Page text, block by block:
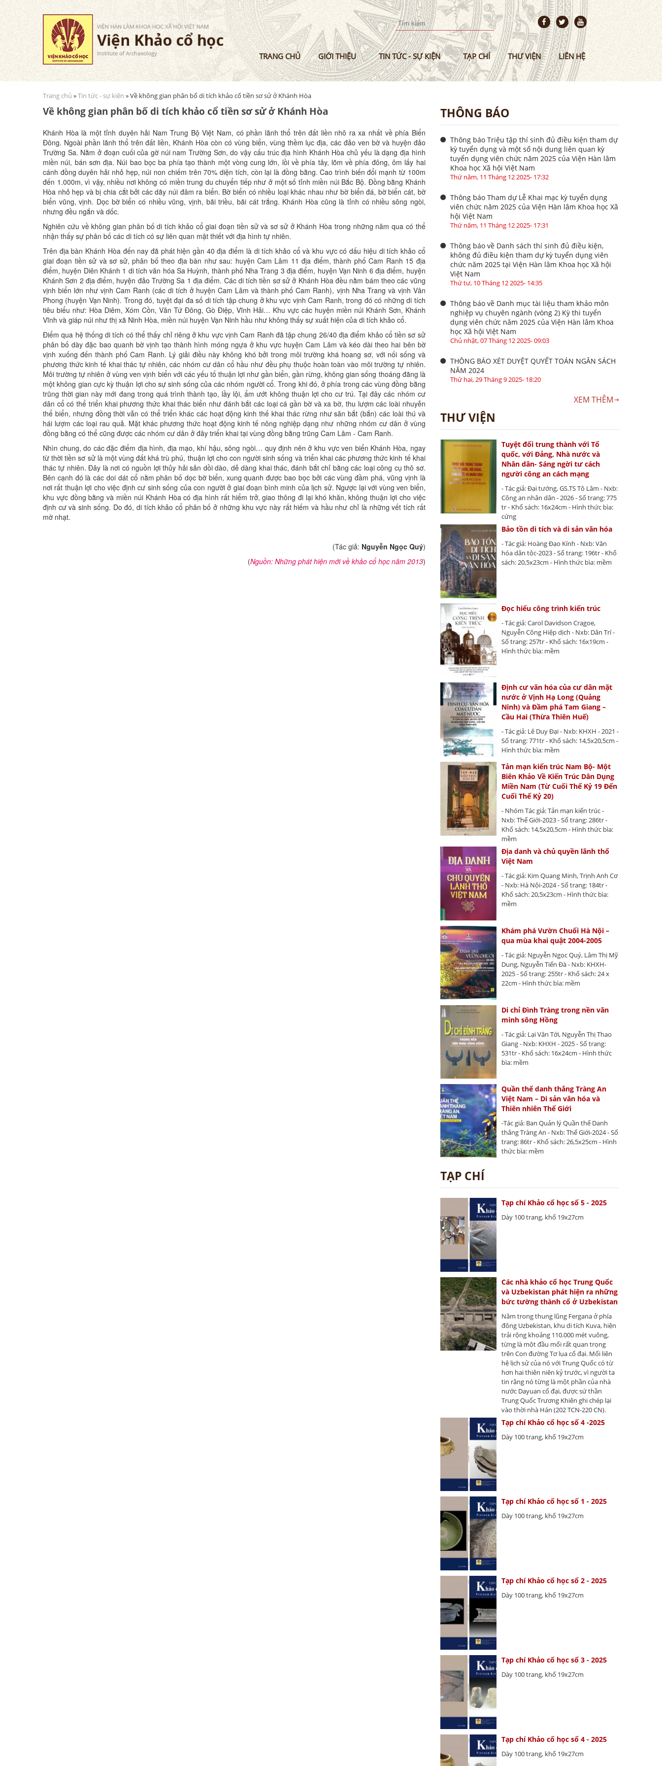
Nhảy
đến
nội
dung
TRANG CHỦ GIỚI THIỆU TIN TỨC - SỰ KIỆN TẠP CHÍ THƯ VIỆN LIÊN HỆ
Bạn đang ở đây
Trang chủ »Tin tức - sự kiện » Về không gian phân bố di tích khảo cổ tiền sơ sử ở Khánh Hòa
Về không gian phân bố di tích khảo cổ tiền sơ sử ở Khánh Hòa
Khánh Hòa là một tỉnh duyên hải Nam Trung Bộ Việt Nam, có phần lãnh thổ trên đất liền nhô ra xa nhất về phía Biển
Đông. Ngoài phần lãnh thổ trên đất liền, Khánh Hòa còn có vùng biển, vùng thềm lục địa, các đảo ven bờ và huyện đảo
Trường Sa. Nằm ở đoạn cuối của gờ núi nam Trường Sơn, do vậy cấu trúc địa hình Khánh Hòa chủ yếu là dạng địa hình
miền núi, bán sơn địa. Núi bao bọc ba phía tạo thành một vòng cung lớn, lồi về phía tây, lõm về phía đông, ôm lấy hai
cánh đồng duyên hải nhỏ hẹp, núi non chiếm trên 70% diện tích, còn lại là đồng bằng. Cao trình biến đổi mạnh từ 100m
đến 1.000m, vì vậy, nhiều nơi không có miền trung du chuyển tiếp như ở một số tỉnh miền núi Bắc Bộ. Đồng bằng Khánh
Hòa nhỏ hẹp và bị chia cắt bởi các dãy núi đâm ra biển. Bờ biển có nhiều loại khác nhau như bờ biển đá, bờ biển cát, bờ
biển vũng, vịnh. Dọc bờ biển có nhiều vũng, vịnh, bãi triều, bãi cát trắng. Khánh Hòa cũng là tỉnh có nhiều sông ngòi,
nhưng đều ngắn và dốc.
Nghiên cứu về không gian phân bố di tích khảo cổ giai đoạn tiền sử và sơ sử ở Khánh Hòa trong những năm qua có thể
nhận thấy sự phân bố các di tích có sự liên quan mật thiết với địa hình tự nhiên.
Trên địa bàn Khánh Hòa đến nay đã phát hiện gần 40 địa điểm là di tích khảo cổ và khu vực có dấu hiệu di tích khảo cổ
giai đoạn tiền sử và sơ sử, phân bố theo địa bàn như sau: huyện Cam Lâm 11 địa điểm, thành phố Cam Ranh 15 địa
điểm, huyện Diên Khánh 1 di tích văn hóa Sa Huỳnh, thành phố Nha Trang 3 địa điểm, huyện Vạn Ninh 6 địa điểm, huyện
Khánh Sơn 2 địa điểm, huyện đảo Trường Sa 1 địa điểm. Các di tích tiền sơ sử ở Khánh Hòa đều nằm bám theo các vũng
vịnh biển lớn như vịnh Cam Ranh (các di tích ở huyện Cam Lâm và thành phố Cam Ranh), vịnh Nha Trang và vịnh Vân
Phong (huyện Vạn Ninh). Trong đó, tuyệt đại đa số di tích tập chung ở khu vực vịnh Cam Ranh, trong đó có những di tích
tiêu biểu như: Hòa Diêm, Xóm Cồn, Văn Tứ Đông, Gò Điệp, Vĩnh Hải… Khu vực các huyện miền núi Khánh Sơn, Khánh
Vĩnh và giáp núi như thị xã Ninh Hòa, miền núi huyện Vạn Ninh hầu như không thấy sự xuất hiện của di tích khảo cổ.
Điểm qua hệ thống di tích có thể thấy chỉ riêng ở khu vực vịnh Cam Ranh đã tập chung 26/40 địa điểm khảo cổ tiền sơ sử
phân bố dày đặc bao quanh bờ vịnh tạo thành hình móng ngựa ở khu vực huyện Cam Lâm và kéo dài theo hai bên bờ
vịnh xuống đến thành phố Cam Ranh. Lý giải điều này không khó bởi trong môi trường khá hoang sơ, với nối sống và
phương thức kinh tế khai thác tự nhiên, các nhóm cư dân cổ hầu như đều phụ thuộc hoàn toàn vào môi trường tự nhiên.
Môi trường tự nhiên ở vùng ven vịnh biển với các yếu tố thuận lợi như gần biển, gần rừng, không gian sống thoáng đãng là
một không gian cực kỳ thuận lợi cho sự sinh sống của các nhóm người cổ. Trong khi đó, ở phía trong các vùng đồng bằng
trũng thời gian này mới đang trong quá trình thành tạo, lầy lội, ẩm ướt không thuận lợi cho cư trú. Tại đây các nhóm cư
dân cổ có thể triển khai phương thức khai thác biển như đánh bắt các loại cá gần bờ và xa bờ, thu lượm các loài nhuyễn
thể biển, nhưng đồng thời vẫn có thể triển khác các hoạt động kinh thế khai thác rừng như săn bắt (bắn) các loài thú và
hái lượm các loại rau quả. Mặt khác phương thức hoạt động kinh tế nông nghiệp dạng như những nhóm cư dân ở vùng
đồng bằng có thể cũng được các nhóm cư dân ở đây triển khai tại vùng đồng bằng trũng Cam Lâm - Cam Ranh.
Nhìn chung, do các đặc điểm địa hình, địa mạo, khí hậu, sông ngòi… quy định nên ở khu vực ven biển Khánh Hòa, ngay
từ thời tiền sơ sử là một vùng đất khá trù phú, thuận lợi cho con người sinh sống và triển khai các phương thức kinh tế khai
thác tự nhiên. Đây là nơi có nguồn lợi thủy hải sản dồi dào, dễ dàng khai thác, đánh bắt chỉ bằng các loại công cụ thô sơ.
Bên cạnh đó là các doi dát cổ nằm phân bố dọc bờ biển, xung quanh được bao bọc bởi các vùng đầm phá, vũng vịnh là
nơi rất thuận lợi cho việc định cư sinh sống của con người ở giai đoạn bình minh của lịch sử. Ngược lại với vùng ven biển,
khu vực đồng bằng và miền núi Khánh Hòa có địa hình rất hiểm trở, giao thông đi lại khó khăn, không thuận lợi cho việc
định cư và sinh sống. Do đó, di tích khảo cổ phân bố ở những khu vực này rất hiếm và hầu như chỉ là những vết tích rất
mờ nhạt.
(Tác giả: Nguyễn Ngọc Quý)
(Nguồn: Những phát hiện mới về khảo cổ học năm 2013)
THÔNG BÁO
Thông báo Triệu tập thí sinh đủ điều kiện tham dự
kỳ tuyển dụng và một số nội dung liên quan kỳ
tuyển dụng viên chức năm 2025 của Viện Hàn lâm
Khoa học Xã hội Việt Nam
Thứ năm, 11 Tháng 12 2025- 17:32
Thông báo Tham dự Lễ Khai mạc kỳ tuyển dụng
viên chức năm 2025 của Viện Hàn lâm Khoa học Xã
hội Việt Nam
Thứ năm, 11 Tháng 12 2025- 17:31
Thông báo về Danh sách thí sinh đủ điều kiện,
không đủ điều kiện tham dự kỳ tuyển dụng viên
chức năm 2025 tại Viện Hàn lâm Khoa học Xã hội
Việt Nam
Thứ tư, 10 Tháng 12 2025- 14:35
Thông báo về Danh mục tài liệu tham khảo môn
nghiệp vụ chuyên ngành (vòng 2) Kỳ thi tuyển
dụng viên chức năm 2025 của Viện Hàn lâm Khoa
học Xã hội Việt Nam
Chủ nhật, 07 Tháng 12 2025- 09:03
THÔNG BÁO XÉT DUYỆT QUYẾT TOÁN NGÂN SÁCH
NĂM 2024
Thứ hai, 29 Tháng 9 2025- 18:20
XEM THÊM
THƯ VIỆN
Tuyệt đối trung thành với Tổ
quốc, với Đảng, Nhà nước và
Nhân dân- Sáng ngời tư cách
người công an cách mạng
- Tác giả: Đại tướng, GS.TS Tô Lâm - Nxb:
Công an nhân dân - 2026 - Số trang: 775
tr - Khổ sách: 16x24cm - Hình thức bìa:
cứng
Bảo tồn di tích và di sản văn hóa
- Tác giả: Hoàng Đạo Kính - Nxb: Văn
hóa dân tộc-2023 - Số trang: 196tr - Khổ
sách: 20,5x23cm - Hình thức bìa: mềm
Đọc hiểu công trình kiến trúc
- Tác giả: Carol Davidson Cragoe,
Nguyễn Công Hiệp dịch - Nxb: Dân Trí -
Số trang: 257tr - Khổ sách: 16x19cm -
Hình thức bìa: mềm
Định cư văn hóa của cư dân mặt
nước ở Vịnh Hạ Long (Quảng
Ninh) và Đầm phá Tam Giang –
Cầu Hai (Thừa Thiên Huế)
- Tác giả: Lê Duy Đại - Nxb: KHXH - 2021 -
Số trang: 771tr - Khổ sách: 14,5x20,5cm -
Hình thức bìa: mềm
Tản mạn kiến trúc Nam Bộ- Một
Biên Khảo Về Kiến Trúc Dân Dụng
Miền Nam (Từ Cuối Thế Kỷ 19 Đến
Cuối Thế Kỷ 20)
- Nhóm Tác giả: Tản mạn kiến trúc -
Nxb: Thế Giới-2023 - Số trang: 286tr -
Khổ sách: 14,5x20,5cm - Hình thức bìa:
mềm
Địa danh và chủ quyền lãnh thổ
Việt Nam
- Tác giả: Kim Quang Minh, Trịnh Anh Cơ
- Nxb: Hà Nội-2024 - Số trang: 184tr -
Khổ sách: 20,5x23cm - Hình thức bìa:
mềm
Khám phá Vườn Chuối Hà Nội –
qua mùa khai quật 2004-2005
- Tác giả: Nguyễn Ngọc Quý, Lâm Thị Mỹ
Dung, Nguyễn Tiến Đà - Nxb: KHXH-
2025 - Số trang: 255tr - Khổ sách: 24 x
22cm - Hình thức bìa: mềm
Di chỉ Đình Tràng trong nền văn
minh sông Hồng
- Tác giả: Lại Văn Tới, Nguyễn Thị Thao
Giang - Nxb: KHXH - 2025 - Số trang:
531tr - Khổ sách: 16x24cm - Hình thức
bìa: mềm
Quần thể danh thắng Tràng An
Việt Nam – Di sản văn hóa và
Thiên nhiên Thế Giới
-Tác giả: Ban Quản lý Quần thể Danh
thắng Tràng An - Nxb: Thế Giới-2024 - Số
trang: 86tr - Khổ sách: 26,5x25cm - Hình
thức bìa: mềm
TẠP CHÍ
Tạp chí Khảo cổ học số 5 - 2025
Dày 100 trang, khổ 19x27cm
Các nhà khảo cổ học Trung Quốc
và Uzbekistan phát hiện ra những
bức tường thành cổ ở Uzbekistan
Nằm trong thung lũng Fergana ở phía
đông Uzbekistan, khu di tích Kuva, hiện
trải rộng khoảng 110.000 mét vuông,
từng là một đầu mối rất quan trọng
trên Con đường Tơ lụa cổ đại. Mối liên
hệ lịch sử của nó với Trung Quốc có từ
hơn hai thiên niên kỷ trước, vì người ta
tin rằng nó từng là một phần của nhà
nước Dayuan cổ đại, được sứ thần
Trung Quốc Trương Khiên ghi chép lại
vào thời nhà Hán (202 TCN-220 CN).
Tạp chí Khảo cổ học số 4 -2025
Dày 100 trang, khổ 19x27cm
Tạp chí Khảo cổ học số 1 - 2025
Dày 100 trang, khổ 19x27cm
Tạp chí Khảo cổ học số 2 - 2025
Dày 100 trang, khổ 19x27cm
Tạp chí Khảo cổ học số 3 - 2025
Dày 100 trang, khổ 19x27cm
Tạp chí Khảo cổ học số 4 - 2025
Dày 100 trang, khổ 19x27cm